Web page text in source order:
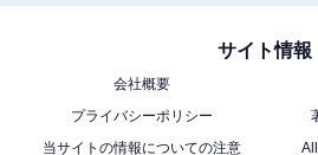
サイト情報
会社概要
プライバシーポリシー
当サイトの情報についての注意